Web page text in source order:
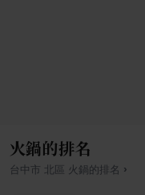
火鍋的排名
台中市 北區 火鍋的排名 ›